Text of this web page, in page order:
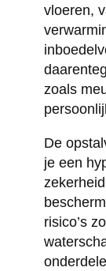
vloeren,
zoals
De
je een
risico’s